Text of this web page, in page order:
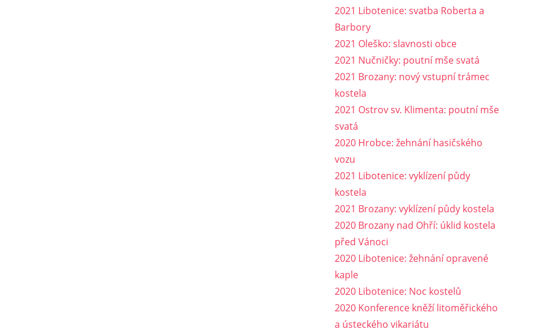
2021 Libotenice: svatba Roberta a
Barbory
2021 Oleško: slavnosti obce
2021 Nučničky: poutní mše svatá
2021 Brozany: nový vstupní trámec
kostela
2021 Ostrov sv. Klimenta: poutní mše
svatá
2020 Hrobce: žehnání hasičského
vozu
2021 Libotenice: vyklízení půdy
kostela
2021 Brozany: vyklízení půdy kostela
2020 Brozany nad Ohří: úklid kostela
před Vánoci
2020 Libotenice: žehnání opravené
kaple
2020 Libotenice: Noc kostelů
2020 Konference kněží litoměřického
a ústeckého vikariátu